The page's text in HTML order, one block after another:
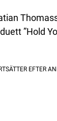
”Hold